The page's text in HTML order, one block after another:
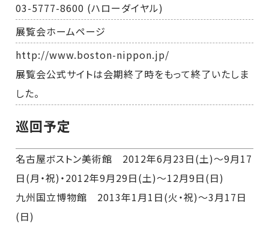
03-5777-8600 (ハローダイヤル)
展覧会ホームページ
http://www.boston-nippon.jp/
展覧会公式サイトは会期終了時をもって終了いたしま
した。
巡回予定
名古屋ボストン美術館 2012年6月23日(土)～9月17
日(月・祝)・2012年9月29日(土)～12月9日(日)
九州国立博物館 2013年1月1日(火・祝)～3月17日
(日)